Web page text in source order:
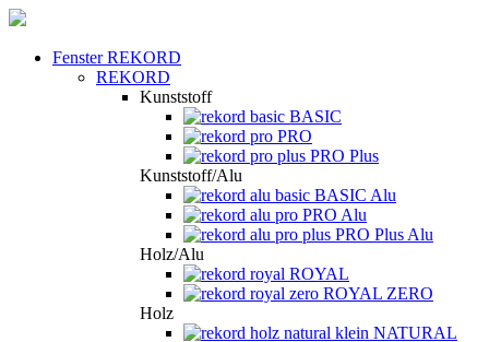
Fenster REKORD
REKORD
Kunststoff
BASIC
PRO
PRO Plus
Kunststoff/Alu
BASIC Alu
PRO Alu
PRO Plus Alu
Holz/Alu
ROYAL
ROYAL ZERO
Holz
NATURAL